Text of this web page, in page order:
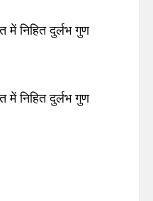
निहित दुर्लभ गुण
निहित दुर्लभ गुण